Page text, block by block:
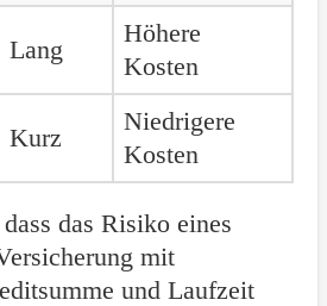
Lang
Höhere
Kosten
Kurz
Niedrigere
Kosten
das Risiko eines
mit
und Laufzeit